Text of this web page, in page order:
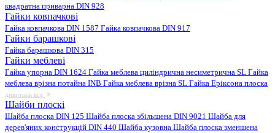
квадратна приварна DIN 928
Гайки ковпачкові
Гайка ковпачкова DIN 1587 Гайка ковпачкова DIN 917
Гайки барашкові
Гайка барашкова DIN 315
Гайки меблеві
Гайка упорна DIN 1624 Гайка меблева циліндрична несиметрична SL Гайка
меблева врізна потайна INB Гайка меблева врізна SL Гайка Еріксона плоска
дивитись все
Шайби плоскі
Шайба плоска DIN 125 Шайба плоска збільшена DIN 9021 Шайба для
дерев'яних конструкцій DIN 440 Шайба кузовна Шайба плоска зменшена